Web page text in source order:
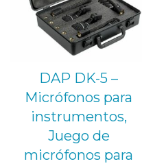
DAP DK-5 –
Micrófonos para
instrumentos,
Juego de
micrófonos para